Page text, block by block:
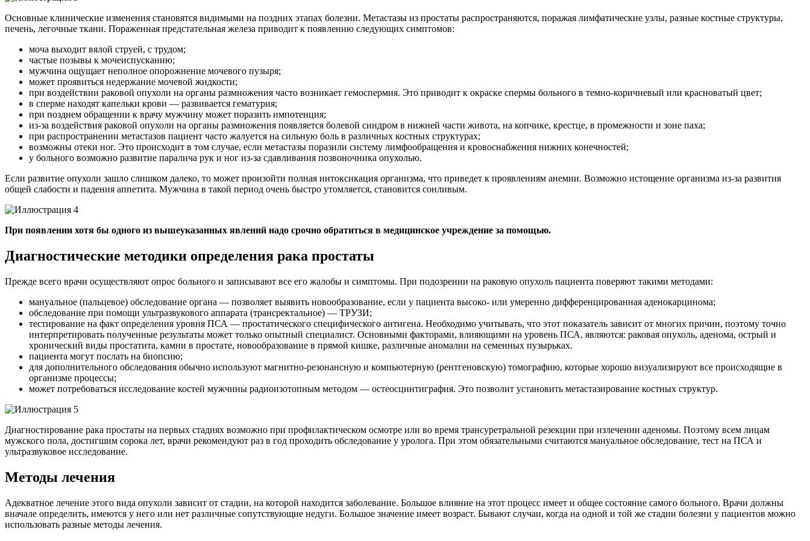
Основные клинические изменения становятся видимыми на поздних этапах болезни. Метастазы из простаты распространяются, поражая лимфатические узлы, разные костные структуры,
печень, легочные ткани. Пораженная предстательная железа приводит к появлению следующих симптомов:
моча выходит вялой струей, с трудом;
частые позывы к мочеиспусканию;
мужчина ощущает неполное опорожнение мочевого пузыря;
может проявиться недержание мочевой жидкости;
при воздействии раковой опухоли на органы размножения часто возникает гемоспермия. Это приводит к окраске спермы больного в темно-коричневый или красноватый цвет;
в сперме находят капельки крови — развивается гематурия;
при позднем обращении к врачу мужчину может поразить импотенция;
из-за воздействия раковой опухоли на органы размножения появляется болевой синдром в нижней части живота, на копчике, крестце, в промежности и зоне паха;
при распространении метастазов пациент часто жалуется на сильную боль в различных костных структурах;
возможны отеки ног. Это происходит в том случае, если метастазы поразили систему лимфообращения и кровоснабжения нижних конечностей;
у больного возможно развитие паралича рук и ног из-за сдавливания позвоночника опухолью.
Если развитие опухоли зашло слишком далеко, то может произойти полная интоксикация организма, что приведет к проявлениям анемии. Возможно истощение организма из-за развития
общей слабости и падения аппетита. Мужчина в такой период очень быстро утомляется, становится сонливым.
При появлении хотя бы одного из вышеуказанных явлений надо срочно обратиться в медицинское учреждение за помощью.
Диагностические методики определения рака простаты
Прежде всего врачи осуществляют опрос больного и записывают все его жалобы и симптомы. При подозрении на раковую опухоль пациента поверяют такими методами:
мануальное (пальцевое) обследование органа — позволяет выявить новообразование, если у пациента высоко- или умеренно дифференцированная аденокарцинома;
обследование при помощи ультразвукового аппарата (трансректальное) — ТРУЗИ;
тестирование на факт определения уровня ПСА — простатического специфического антигена. Необходимо учитывать, что этот показатель зависит от многих причин, поэтому точно
интерпретировать полученные результаты может только опытный специалист. Основными факторами, влияющими на уровень ПСА, являются: раковая опухоль, аденома, острый и
хронический виды простатита, камни в простате, новообразование в прямой кишке, различные аномалии на семенных пузырьках.
пациента могут послать на биопсию;
для дополнительного обследования обычно используют магнитно-резонансную и компьютерную (рентгеновскую) томографию, которые хорошо визуализируют все происходящие в
организме процессы;
может потребоваться исследование костей мужчины радиоизотопным методом — остеосцинтиграфия. Это позволит установить метастазирование костных структур.
Диагностирование рака простаты на первых стадиях возможно при профилактическом осмотре или во время трансуретральной резекции при излечении аденомы. Поэтому всем лицам
мужского пола, достигшим сорока лет, врачи рекомендуют раз в год проходить обследование у уролога. При этом обязательными считаются мануальное обследование, тест на ПСА и
ультразвуковое исследование.
Методы лечения
Адекватное лечение этого вида опухоли зависит от стадии, на которой находится заболевание. Большое влияние на этот процесс имеет и общее состояние самого больного. Врачи должны
вначале определить, имеются у него или нет различные сопутствующие недуги. Большое значение имеет возраст. Бывают случаи, когда на одной и той же стадии болезни у пациентов можно
использовать разные методы лечения.